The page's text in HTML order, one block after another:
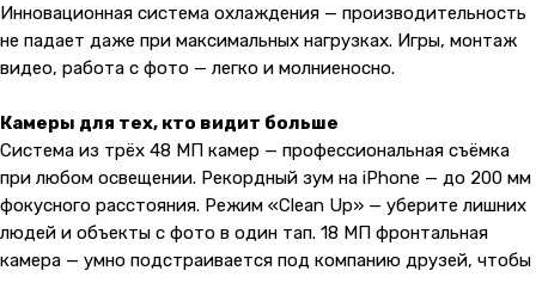
Инновационная система охлаждения — производительность
не падает даже при максимальных нагрузках. Игры, монтаж
видео, работа с фото — легко и молниеносно.
Камеры для тех, кто видит больше
Система из трёх 48 МП камер — профессиональная съёмка
при любом освещении. Рекордный зум на iPhone — до 200 мм
фокусного расстояния. Режим «Clean Up» — уберите лишних
людей и объекты с фото в один тап. 18 МП фронтальная
камера — умно подстраивается под компанию друзей, чтобы